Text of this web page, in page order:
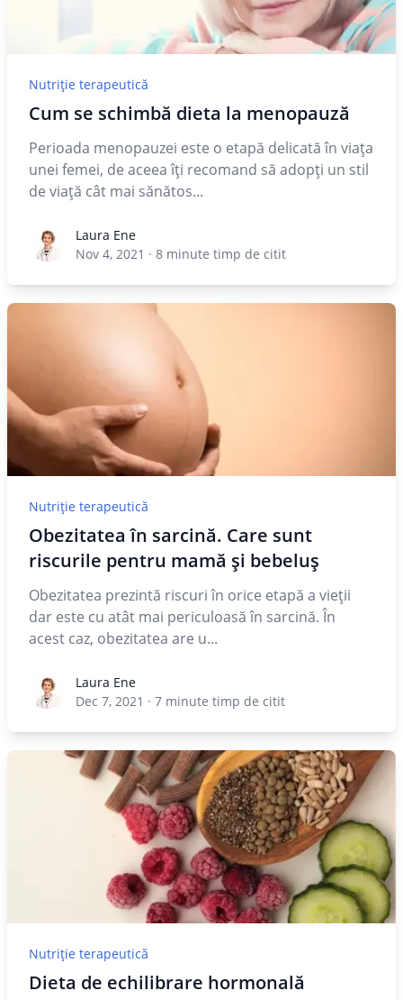
Nutriție terapeutică
Cum se schimbă dieta la menopauză
Perioada menopauzei este o etapă delicată în viața
unei femei, de aceea îți recomand să adopți un stil
de viață cât mai sănătos...
Laura EneLaura Ene
Nov 4, 2021 · 8 minute timp de citit
Nutriție terapeutică
Obezitatea în sarcină. Care sunt
riscurile pentru mamă și bebeluș
Obezitatea prezintă riscuri în orice etapă a vieții
dar este cu atât mai periculoasă în sarcină. În
acest caz, obezitatea are u...
Laura EneLaura Ene
Dec 7, 2021 · 7 minute timp de citit
Nutriție terapeutică
Dieta de echilibrare hormonală